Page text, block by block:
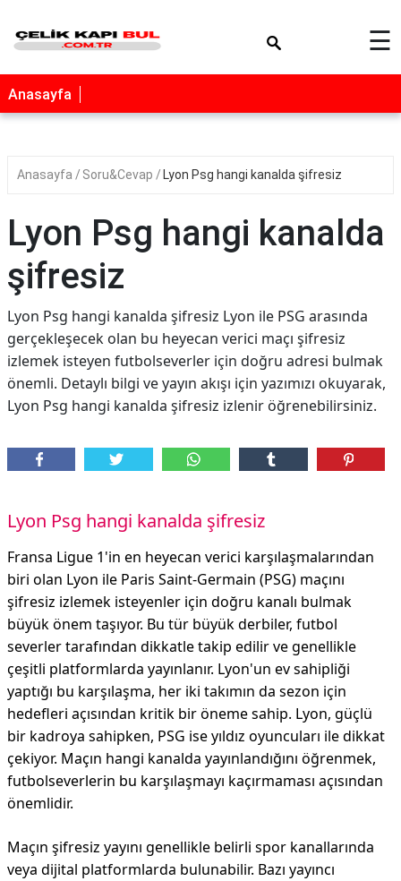
☰
Anasayfa
Anasayfa Soru&Cevap Lyon Psg hangi kanalda şifresiz
Lyon Psg hangi kanalda
şifresiz
Lyon Psg hangi kanalda şifresiz Lyon ile PSG arasında
gerçekleşecek olan bu heyecan verici maçı şifresiz
izlemek isteyen futbolseverler için doğru adresi bulmak
önemli. Detaylı bilgi ve yayın akışı için yazımızı okuyarak,
Lyon Psg hangi kanalda şifresiz izlenir öğrenebilirsiniz.
Lyon Psg hangi kanalda şifresiz
Fransa Ligue 1'in en heyecan verici karşılaşmalarından
biri olan Lyon ile Paris Saint-Germain (PSG) maçını
şifresiz izlemek isteyenler için doğru kanalı bulmak
büyük önem taşıyor. Bu tür büyük derbiler, futbol
severler tarafından dikkatle takip edilir ve genellikle
çeşitli platformlarda yayınlanır. Lyon'un ev sahipliği
yaptığı bu karşılaşma, her iki takımın da sezon için
hedefleri açısından kritik bir öneme sahip. Lyon, güçlü
bir kadroya sahipken, PSG ise yıldız oyuncuları ile dikkat
çekiyor. Maçın hangi kanalda yayınlandığını öğrenmek,
futbolseverlerin bu karşılaşmayı kaçırmaması açısından
önemlidir.
Maçın şifresiz yayını genellikle belirli spor kanallarında
veya dijital platformlarda bulunabilir. Bazı yayıncı